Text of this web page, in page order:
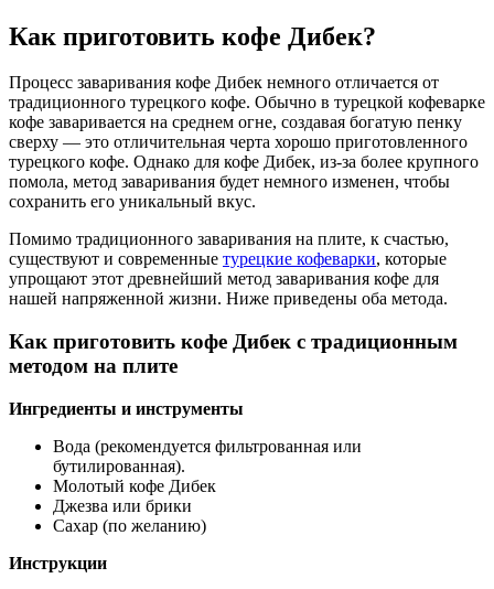
Как приготовить кофе Дибек?
Процесс заваривания кофе Дибек немного отличается от
традиционного турецкого кофе. Обычно в турецкой кофеварке
кофе заваривается на среднем огне, создавая богатую пенку
сверху — это отличительная черта хорошо приготовленного
турецкого кофе. Однако для кофе Дибек, из-за более крупного
помола, метод заваривания будет немного изменен, чтобы
сохранить его уникальный вкус.
Помимо традиционного заваривания на плите, к счастью,
существуют и современные турецкие кофеварки, которые
упрощают этот древнейший метод заваривания кофе для
нашей напряженной жизни. Ниже приведены оба метода.
Как приготовить кофе Дибек с традиционным
методом на плите
Ингредиенты и инструменты
Вода (рекомендуется фильтрованная или
бутилированная).
Молотый кофе Дибек
Джезва или брики
Сахар (по желанию)
Инструкции